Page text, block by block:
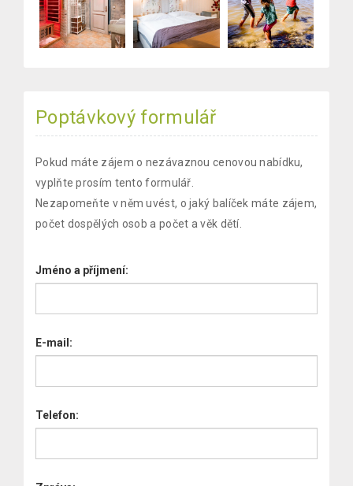
Poptávkový formulář
Pokud máte zájem o nezávaznou cenovou nabídku,
vyplňte prosím tento formulář.
Nezapomeňte v něm uvést, o jaký balíček máte zájem,
počet dospělých osob a počet a věk dětí.
Jméno a příjmení:
E-mail:
Telefon: